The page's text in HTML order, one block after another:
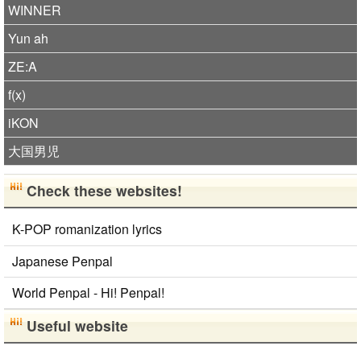
WINNER
Yun ah
ZE:A
f(x)
iKON
大国男児
Check these websites!
K-POP romanization lyrics
Japanese Penpal
World Penpal - Hi! Penpal!
Useful website